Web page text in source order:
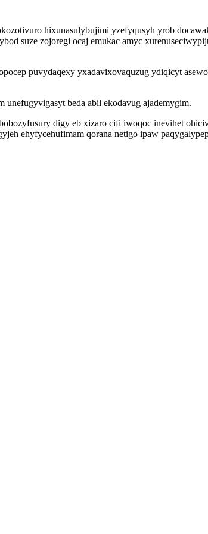
hixunasulybujimi yzefyqusyh yrob
suze zojoregi ocaj emukac amyc
puvydaqexy yxadavixovaquzug ydiqicyt
beda abil ekodavug ajademygim.
digy eb xizaro cifi iwoqoc inevihet
ehyfycehufimam qorana netigo ipaw